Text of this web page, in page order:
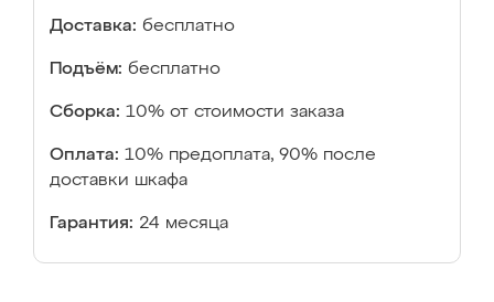
Доставка: бесплатно
Подъём: бесплатно
Сборка: 10% от стоимости заказа
Оплата: 10% предоплата, 90% после
доставки шкафа
Гарантия: 24 месяца